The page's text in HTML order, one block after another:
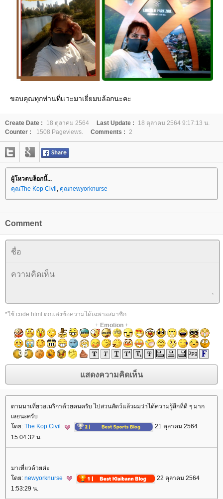
ขอบคุณทุกท่านที่เเวะมาเยี่ยมบล้อกนะคะ
Create Date : 18 ตุลาคม 2564 Last Update :
18 ตุลาคม 2564 9:17:13 น.
Counter :
1508 Pageviews. Comments : 2
ผู้โหวตบล็อกนี้...
คุณThe Kop Civil , คุณnewyorknurse
Comment
*ใช้ code html ตกแต่งข้อความได้เฉพาะสมาชิก
+ Emotion+
ตามมาเที่ยวอเมริกาด้วยคนครับ ไปสวนสัตว์แล้วผมว่าได้ความรู้สึกที่ดี ๆ มาก
เลยนะครับ
โดย: The Kop Civil
21 ตุลาคม 2564
15:04:32 น.
มาเที่ยวด้วยค่ะ
โดย: newyorknurse
22 ตุลาคม 2564
1:53:29 น.